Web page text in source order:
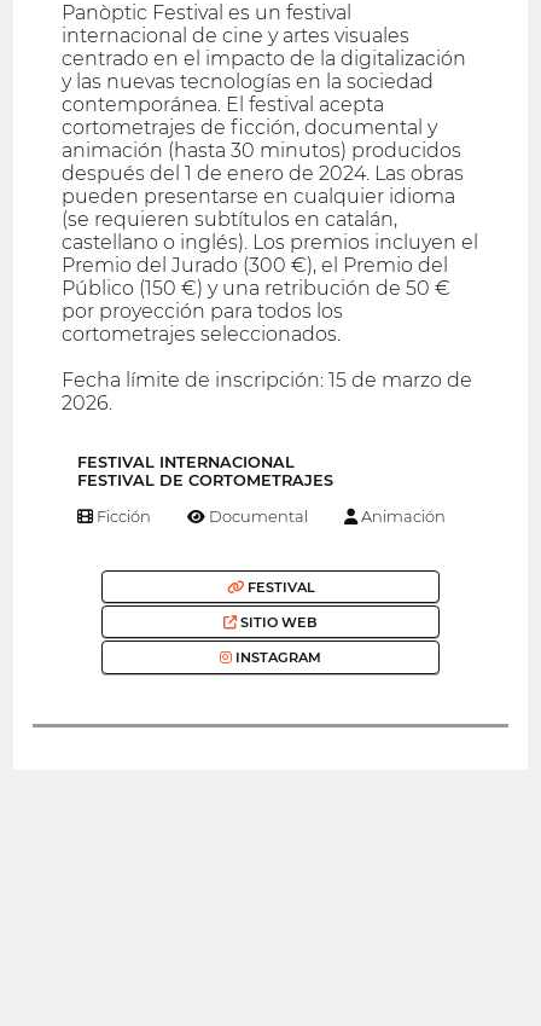
Panòptic Festival es un festival
internacional de cine y artes visuales
centrado en el impacto de la digitalización
y las nuevas tecnologías en la sociedad
contemporánea. El festival acepta
cortometrajes de ficción, documental y
animación (hasta 30 minutos) producidos
después del 1 de enero de 2024. Las obras
pueden presentarse en cualquier idioma
(se requieren subtítulos en catalán,
castellano o inglés). Los premios incluyen el
Premio del Jurado (300 €), el Premio del
Público (150 €) y una retribución de 50 €
por proyección para todos los
cortometrajes seleccionados.
Fecha límite de inscripción: 15 de marzo de
2026.
FESTIVAL INTERNACIONAL
FESTIVAL DE CORTOMETRAJES
Ficción Documental Animación
FESTIVAL
SITIO WEB
INSTAGRAM